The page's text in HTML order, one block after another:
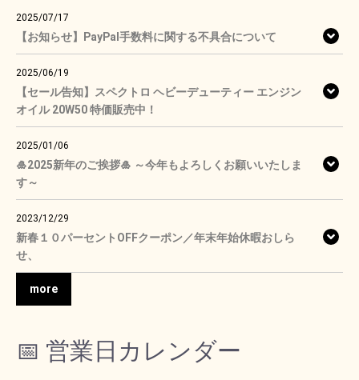
2025/07/17
【お知らせ】PayPal手数料に関する不具合について
2025/06/19
【セール告知】スペクトロ ヘビーデューティー エンジン
オイル 20W50 特価販売中！
2025/01/06
🎍2025新年のご挨拶🎍 ～今年もよろしくお願いいたしま
す～
2023/12/29
新春１０パーセントOFFクーポン／年末年始休暇おしら
せ、
more
📅 営業日カレンダー